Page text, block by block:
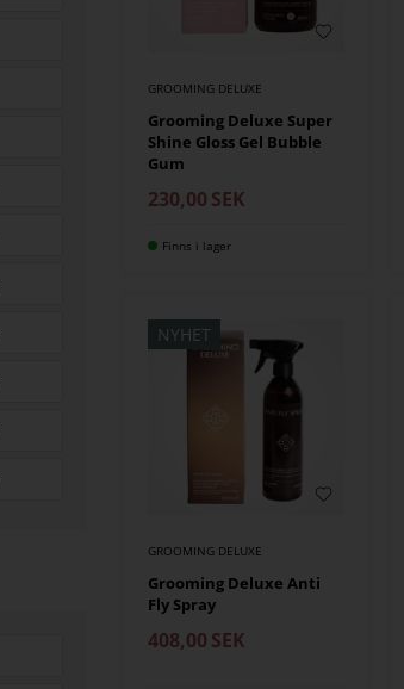
GROOMING DELUXE
Grooming Deluxe Super
Shine Gloss Gel Bubble
Gum
230,00 SEK
Finns i lager
NYHET
GROOMING DELUXE
Grooming Deluxe Anti
Fly Spray
408,00 SEK